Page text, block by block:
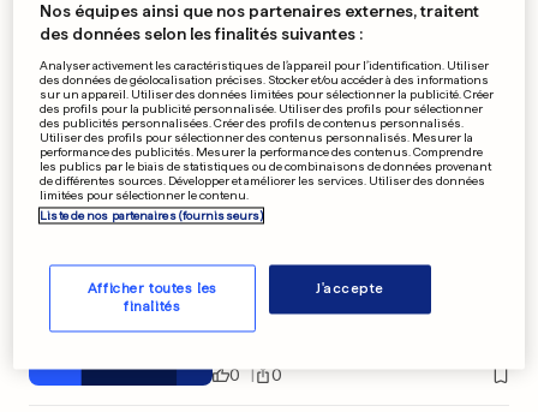
La nouvelle conquête de
Cristiano Ronaldo est-elle
encore vierge?
0 0
dans le meurtre d'Ilan Halimi
0 0
Nos équipes ainsi que nos partenaires externes, traitent
des données selon les finalités suivantes :
Analyser activement les caractéristiques de l’appareil pour l’identification. Utiliser
des données de géolocalisation précises. Stocker et/ou accéder à des informations
sur un appareil. Utiliser des données limitées pour sélectionner la publicité. Créer
des profils pour la publicité personnalisée. Utiliser des profils pour sélectionner
des publicités personnalisées. Créer des profils de contenus personnalisés.
Utiliser des profils pour sélectionner des contenus personnalisés. Mesurer la
performance des publicités. Mesurer la performance des contenus. Comprendre
les publics par le biais de statistiques ou de combinaisons de données provenant
de différentes sources. Développer et améliorer les services. Utiliser des données
limitées pour sélectionner le contenu.
Liste de nos partenaires (fournisseurs)
Afficher toutes les
finalités
J'accepte